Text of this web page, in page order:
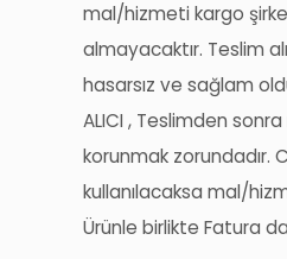
mal/hizmeti kargo
almayacaktır. Teslim
hasarsız ve sağlam
ALICI , Teslimden
korunmak zorundadır.
kullanılacaksa mal/
Ürünle birlikte Fatura